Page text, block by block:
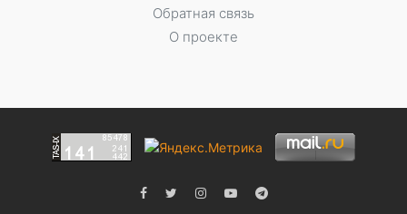
Обратная связь
О проекте